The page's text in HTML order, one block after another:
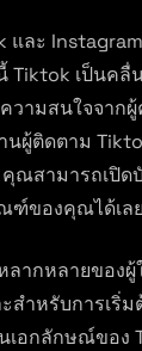
และ
Tiktok เป็นคลื่
วามสนใจจาก
นผู้ติดตาม
ณสามารถเปิด
ฑ์ของคุณได้เลย
ากหลายของผู้
สำหรับการเริ่
เอกลักษณ์ของ